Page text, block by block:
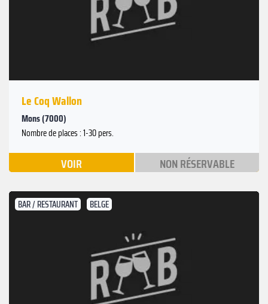
Le Coq Wallon
Mons (7000)
Nombre de places : 1-30 pers.
VOIR NON RÉSERVABLE
BAR / RESTAURANT BELGE